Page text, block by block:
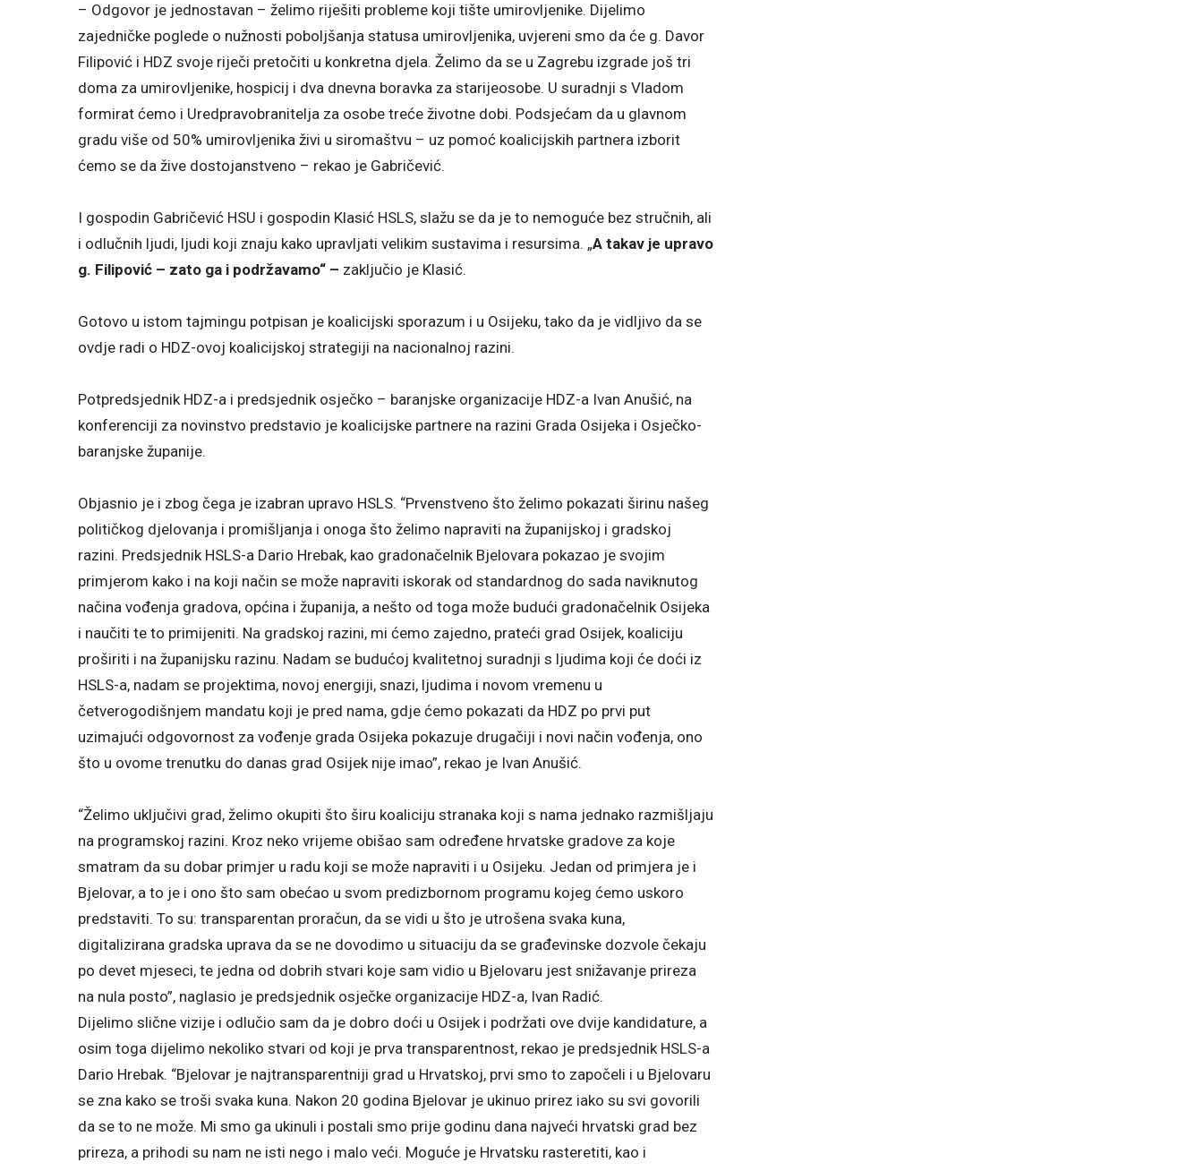
– Odgovor je jednostavan – želimo riješiti probleme koji tište umirovljenike. Dijelimo
zajedničke poglede o nužnosti poboljšanja statusa umirovljenika, uvjereni smo da će g. Davor
Filipović i HDZ svoje riječi pretočiti u konkretna djela. Želimo da se u Zagrebu izgrade još tri
doma za umirovljenike, hospicij i dva dnevna boravka za starijeosobe. U suradnji s Vladom
formirat ćemo i Uredpravobranitelja za osobe treće životne dobi. Podsjećam da u glavnom
gradu više od 50% umirovljenika živi u siromaštvu – uz pomoć koalicijskih partnera izborit
ćemo se da žive dostojanstveno – rekao je Gabričević.
I gospodin Gabričević HSU i gospodin Klasić HSLS, slažu se da je to nemoguće bez stručnih, ali
i odlučnih ljudi, ljudi koji znaju kako upravljati velikim sustavima i resursima. „A takav je upravo
g. Filipović – zato ga i podržavamo“ – zaključio je Klasić.
Gotovo u istom tajmingu potpisan je koalicijski sporazum i u Osijeku, tako da je vidljivo da se
ovdje radi o HDZ-ovoj koalicijskoj strategiji na nacionalnoj razini.
Potpredsjednik HDZ-a i predsjednik osječko – baranjske organizacije HDZ-a Ivan Anušić, na
konferenciji za novinstvo predstavio je koalicijske partnere na razini Grada Osijeka i Osječko-
baranjske županije.
Objasnio je i zbog čega je izabran upravo HSLS. “Prvenstveno što želimo pokazati širinu našeg
političkog djelovanja i promišljanja i onoga što želimo napraviti na županijskoj i gradskoj
razini. Predsjednik HSLS-a Dario Hrebak, kao gradonačelnik Bjelovara pokazao je svojim
primjerom kako i na koji način se može napraviti iskorak od standardnog do sada naviknutog
načina vođenja gradova, općina i županija, a nešto od toga može budući gradonačelnik Osijeka
i naučiti te to primijeniti. Na gradskoj razini, mi ćemo zajedno, prateći grad Osijek, koaliciju
proširiti i na županijsku razinu. Nadam se budućoj kvalitetnoj suradnji s ljudima koji će doći iz
HSLS-a, nadam se projektima, novoj energiji, snazi, ljudima i novom vremenu u
četverogodišnjem mandatu koji je pred nama, gdje ćemo pokazati da HDZ po prvi put
uzimajući odgovornost za vođenje grada Osijeka pokazuje drugačiji i novi način vođenja, ono
što u ovome trenutku do danas grad Osijek nije imao”, rekao je Ivan Anušić.
“Želimo uključivi grad, želimo okupiti što širu koaliciju stranaka koji s nama jednako razmišljaju
na programskoj razini. Kroz neko vrijeme obišao sam određene hrvatske gradove za koje
smatram da su dobar primjer u radu koji se može napraviti i u Osijeku. Jedan od primjera je i
Bjelovar, a to je i ono što sam obećao u svom predizbornom programu kojeg ćemo uskoro
predstaviti. To su: transparentan proračun, da se vidi u što je utrošena svaka kuna,
digitalizirana gradska uprava da se ne dovodimo u situaciju da se građevinske dozvole čekaju
po devet mjeseci, te jedna od dobrih stvari koje sam vidio u Bjelovaru jest snižavanje prireza
na nula posto”, naglasio je predsjednik osječke organizacije HDZ-a, Ivan Radić.
Dijelimo slične vizije i odlučio sam da je dobro doći u Osijek i podržati ove dvije kandidature, a
osim toga dijelimo nekoliko stvari od koji je prva transparentnost, rekao je predsjednik HSLS-a
Dario Hrebak. “Bjelovar je najtransparentniji grad u Hrvatskoj, prvi smo to započeli i u Bjelovaru
se zna kako se troši svaka kuna. Nakon 20 godina Bjelovar je ukinuo prirez iako su svi govorili
da se to ne može. Mi smo ga ukinuli i postali smo prije godinu dana najveći hrvatski grad bez
prireza, a prihodi su nam ne isti nego i malo veći. Moguće je Hrvatsku rasteretiti, kao i